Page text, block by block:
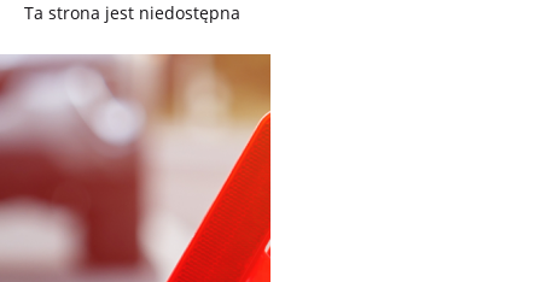
Ta strona jest niedostępna
Trang này không có
Esta página não está
disponível
このページは現在利用できま
せん
Pagina non disponibile